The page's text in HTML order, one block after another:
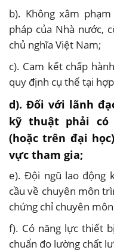
b). Không xâm
pháp của Nhà nước,
chủ nghĩa Việt Nam;
c). Cam kết chấp
quy định cụ thể tại
d). Đối với lãnh
kỹ thuật phải có
(hoặc trên đại
vực tham gia;
e). Đội ngũ lao động
cầu về chuyên môn
chứng chỉ chuyên
f). Có năng lực thiết
chuẩn đo lường chất